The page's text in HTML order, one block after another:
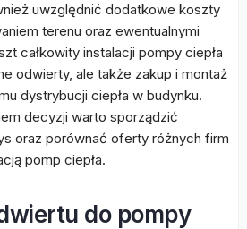
uwzględnić dodatkowe koszty
terenu oraz ewentualnymi
całkowity instalacji pompy ciepła
odwierty, ale także zakup i montaż
dystrybucji ciepła w budynku.
decyzji warto sporządzić
oraz porównać oferty różnych firm
pomp ciepła.
do pompy